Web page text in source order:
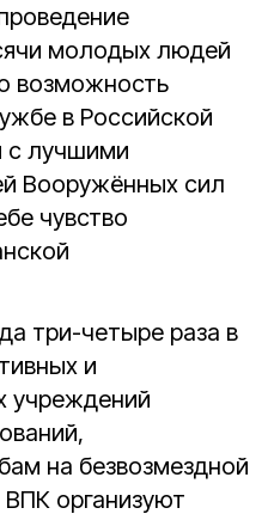
молодых людей
возможность
в Российской
с лучшими
Вооружённых сил
чувство
три-четыре раза в
и
учреждений
на безвозмездной
организуют